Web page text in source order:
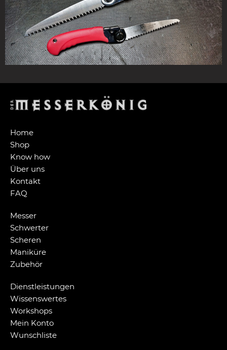
Home
Shop
Know how
Über uns
Kontakt
FAQ
Messer
Schwerter
Scheren
Maniküre
Zubehör
Dienstleistungen
Wissenswertes
Workshops
Mein Konto
Wunschliste